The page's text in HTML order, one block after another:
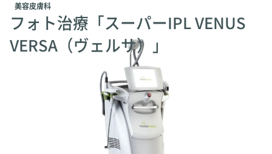
美容皮膚科
フォト治療「スーパーIPL VENUS
VERSA（ヴェルサ）」